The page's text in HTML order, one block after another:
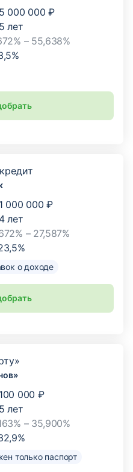
5 000 000 ₽
5 лет
– 55,638%
%
1 000 000 ₽
4лет
– 27,587%
%
о доходе
100 000 ₽
5 лет
– 35,900%
%
только паспорт